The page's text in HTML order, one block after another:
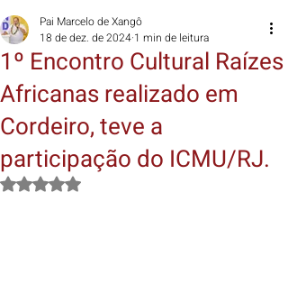
1º Encontro Cultural Raízes
Africanas realizado em
Cordeiro, teve a
participação do ICMU/RJ.
Pai Marcelo de Xangô
18 de dez. de 2024 1 min de leitura
Avaliado com NaN de 5 estrelas.